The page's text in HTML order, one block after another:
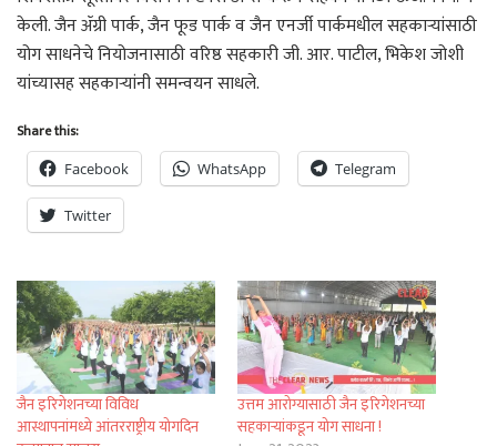
केली. जैन ॲग्री पार्क, जैन फूड पार्क व जैन एनर्जी पार्कमधील सहकाऱ्यांसाठी
योग साधनेचे नियोजनासाठी वरिष्ठ सहकारी जी. आर. पाटील, भिकेश जोशी
यांच्यासह सहकाऱ्यांनी समन्वयन साधले.
Share this:
Facebook WhatsApp Telegram
Twitter
जैन इरिगेशनच्या विविध
आस्थापनांमध्ये आंतरराष्ट्रीय योगदिन
उत्तम आरोग्यासाठी जैन इरिगेशनच्या
सहकाऱ्यांकडून योग साधना !